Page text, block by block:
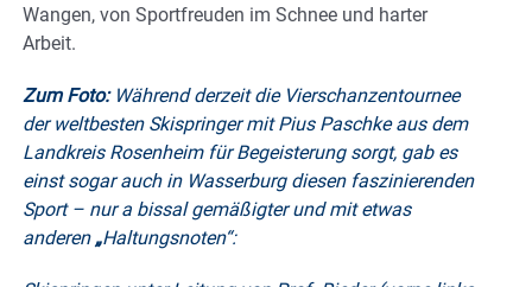
Wangen, von Sportfreuden im Schnee und harter
Arbeit.
Zum Foto:Während derzeit die Vierschanzentournee
der weltbesten Skispringer mit Pius Paschke aus dem
Landkreis Rosenheim für Begeisterung sorgt, gab es
einst sogar auch in Wasserburg diesen faszinierenden
Sport – nur a bissal gemäßigter und mit etwas
anderen „Haltungsnoten“: